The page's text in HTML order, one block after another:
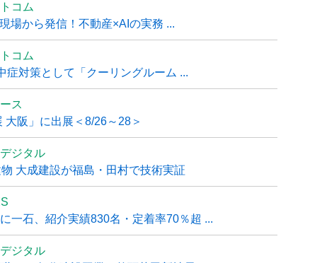
コム
場から発信！不動産×AIの実務 ...
コム
症対策として「クーリングルーム ...
ス
大阪」に出展＜8/26～28＞
ジタル
大成建設が福島・田村で技術実証
一石、紹介実績830名・定着率70％超 ...
ジタル